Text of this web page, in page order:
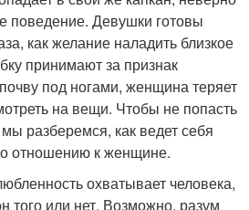
поведение. Девушки готовы
как желание наладить близкое
принимают за признак
под ногами, женщина теряет
на вещи. Чтобы не попасть
разберемся, как ведет себя
отношению к женщине.
охватывает человека,
того или нет. Возможно, разум